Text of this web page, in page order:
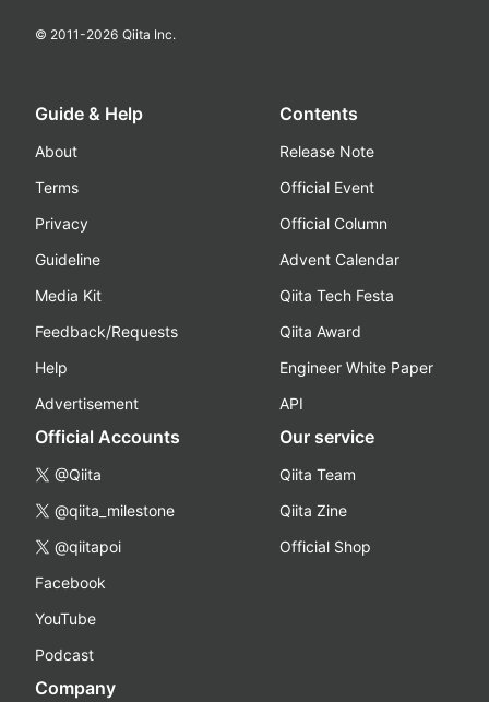
© 2011-2026 Qiita Inc.
Guide & Help
About
Terms
Privacy
Guideline
Media Kit
Feedback/Requests
Help
Advertisement
Contents
Release Note
Official Event
Official Column
Advent Calendar
Qiita Tech Festa
Qiita Award
Engineer White Paper
API
Official Accounts
@Qiita
@qiita_milestone
@qiitapoi
Facebook
YouTube
Podcast
Our service
Qiita Team
Qiita Zine
Official Shop
Company